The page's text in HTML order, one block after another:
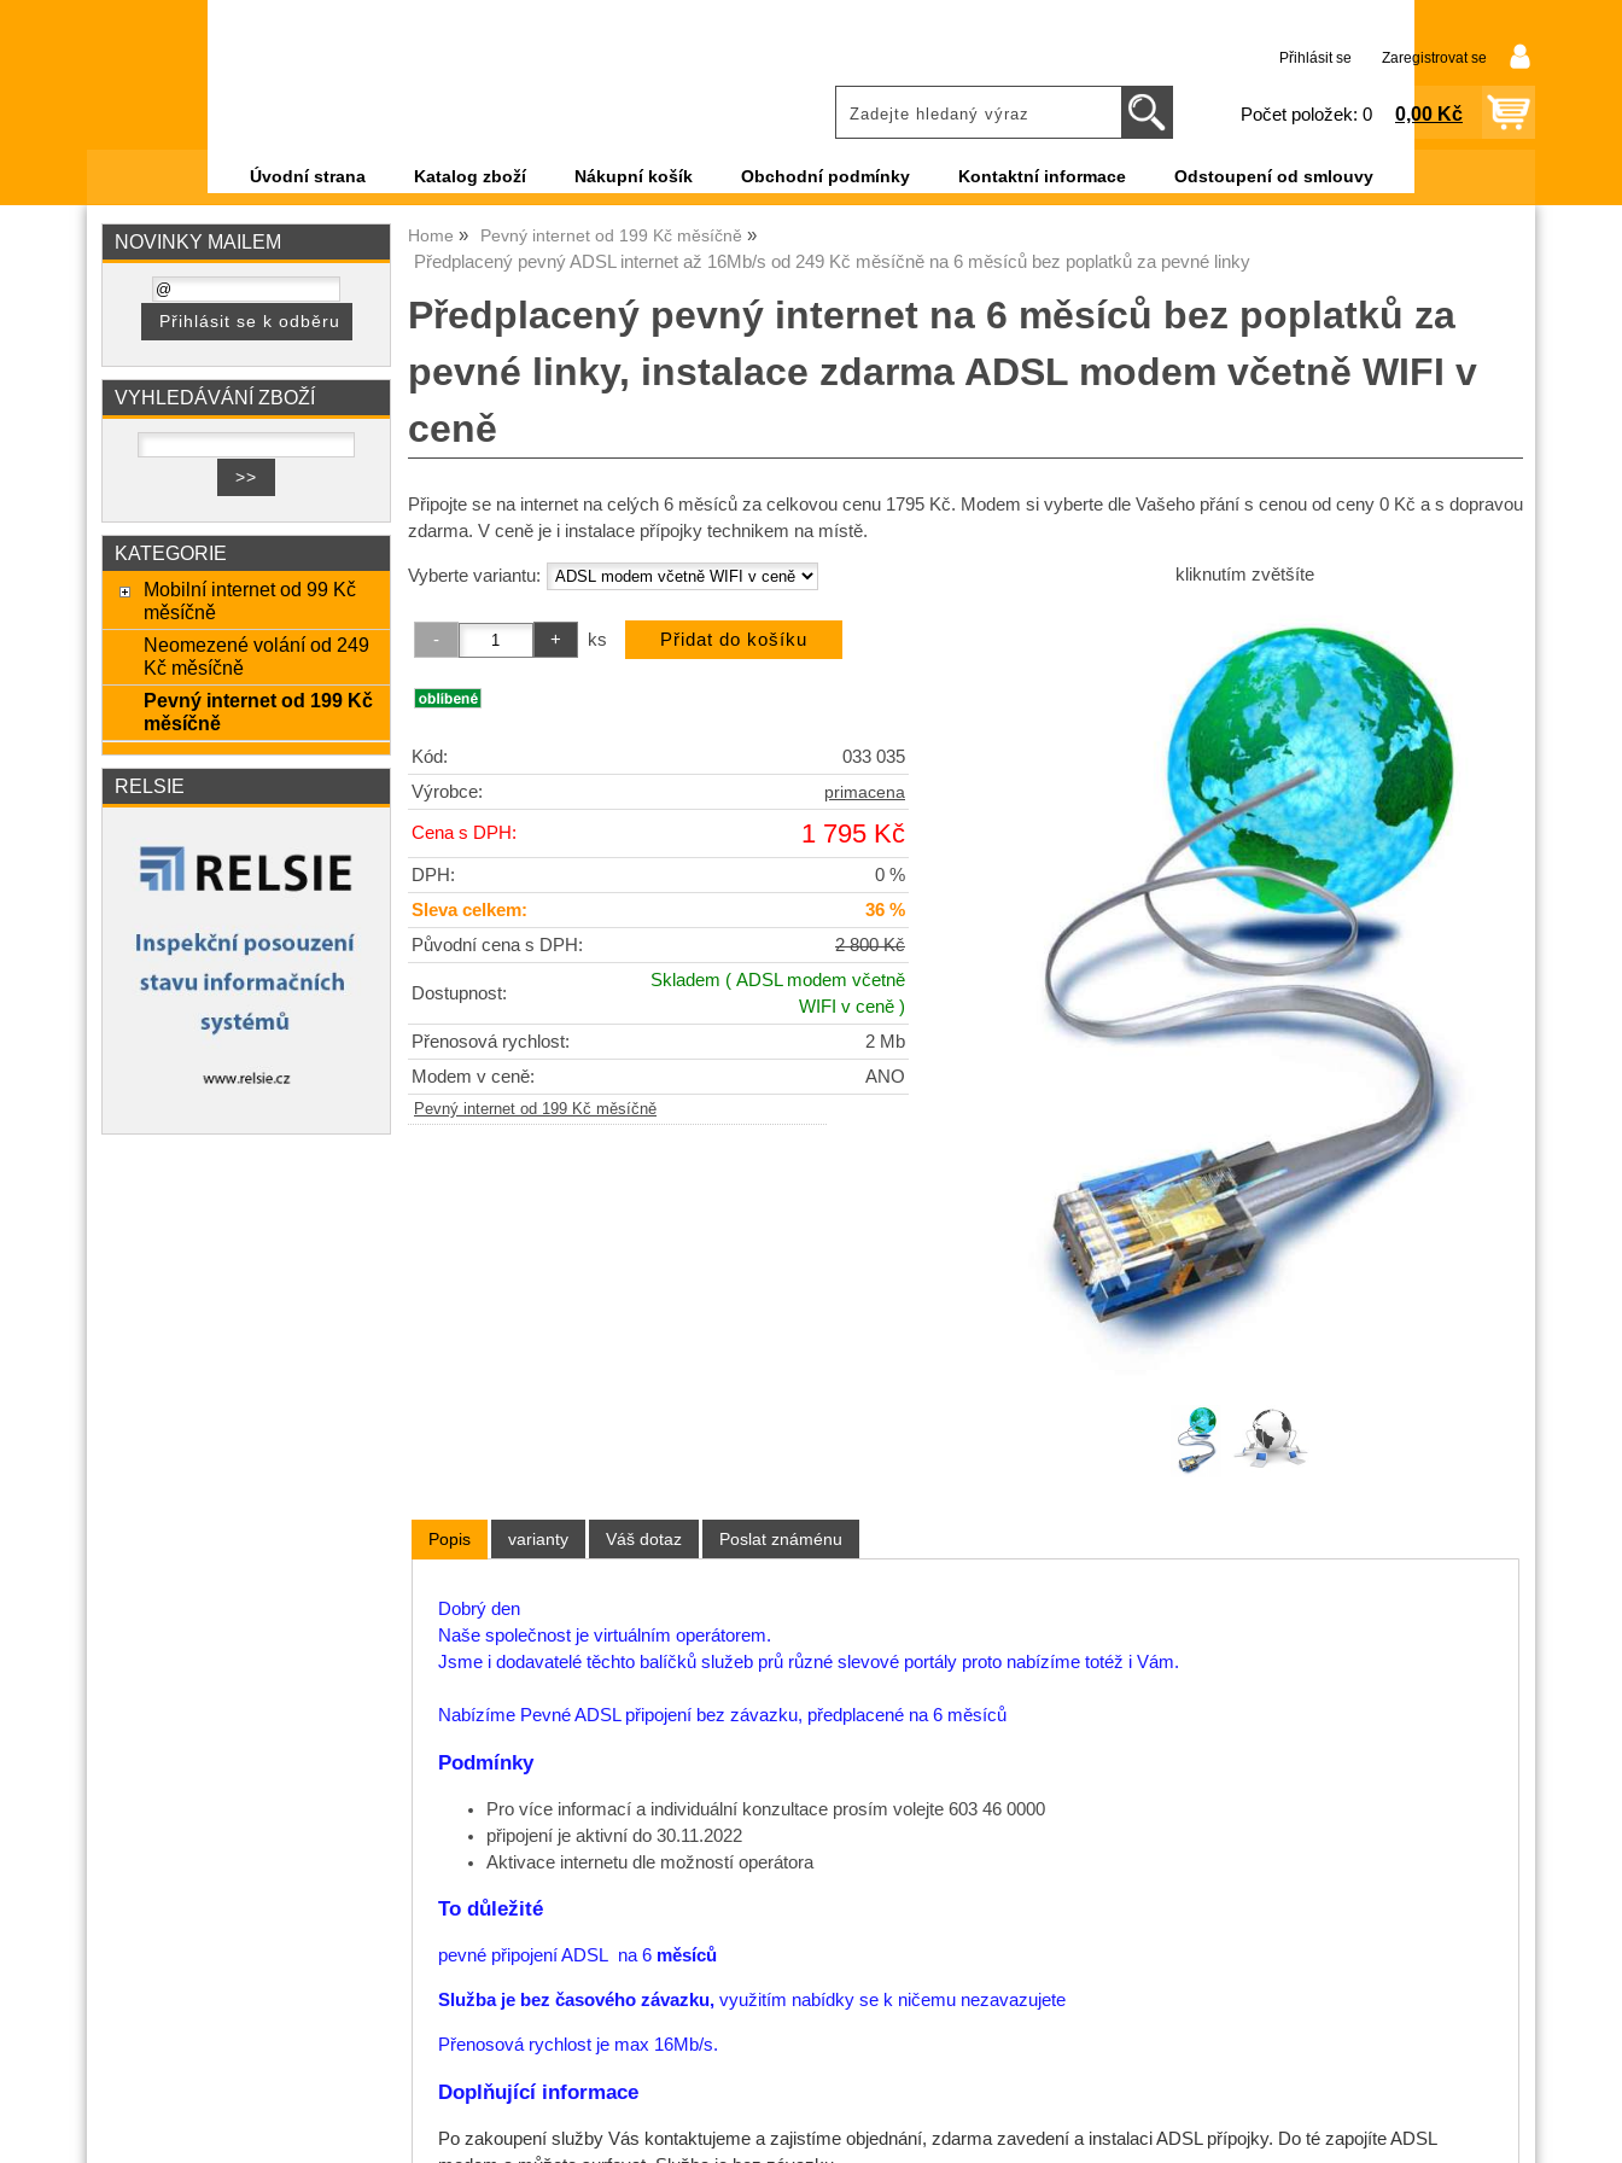
Přihlásit se Zaregistrovat se
Počet položek: 0 0,00 Kč
Úvodní strana Katalog zboží Nákupní košík Obchodní podmínky Kontaktní informace Odstoupení od smlouvy
Home Pevný internet od 199 Kč měsíčně
Předplacený pevný ADSL internet až 16Mb/s od 249 Kč měsíčně na 6 měsíců bez poplatků za pevné linky
Předplacený pevný internet na 6 měsíců bez poplatků za
pevné linky, instalace zdarma ADSL modem včetně WIFI v
ceně
Připojte se na internet na celých 6 měsíců za celkovou cenu 1795 Kč. Modem si vyberte dle Vašeho přání s cenou od ceny 0 Kč a s dopravou
zdarma. V ceně je i instalace přípojky technikem na místě.
kliknutím zvětšíte
Vyberte variantu:
ks
Kód:
033 035
Výrobce:
primacena
Cena s DPH: 1 795 Kč
DPH:
0 %
Sleva celkem:
36 %
Původní cena s DPH:
2 800 Kč
Dostupnost:
Skladem ( ADSL modem včetně
WIFI v ceně )
Přenosová rychlost:
2 Mb
Modem v ceně:
ANO
Pevný internet od 199 Kč měsíčně
Popis varianty Váš dotaz Poslat známénu
Dobrý den
Naše společnost je virtuálním operátorem.
Jsme i dodavatelé těchto balíčků služeb prů různé slevové portály proto nabízíme totéž i Vám.
Nabízíme Pevné ADSL připojení bez závazku, předplacené na 6 měsíců
Podmínky
Pro více informací a individuální konzultace prosím volejte 603 46 0000
připojení je aktivní do 30.11.2022
Aktivace internetu dle možností operátora
To důležité
pevné připojení ADSL na 6měsíců
Služba je bez časového závazku, využitím nabídky se k ničemu nezavazujete
Přenosová rychlost je max 16Mb/s.
Doplňující informace
Po zakoupení služby Vás kontaktujeme a zajistíme objednání, zdarma zavedení a instalaci ADSL přípojky. Do té zapojíte ADSL
NOVINKY MAILEM
VYHLEDÁVÁNÍ ZBOŽÍ
KATEGORIE
Mobilní internet od 99 Kč
měsíčně
Neomezené volání od 249
Kč měsíčně
Pevný internet od 199 Kč
měsíčně
RELSIE